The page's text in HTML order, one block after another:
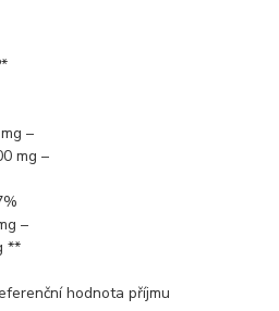
–
mg –
–
**
hodnota příjmu